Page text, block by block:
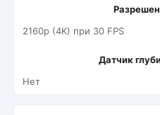
2160p (4K) при 30 FPS
Датчик
Нет